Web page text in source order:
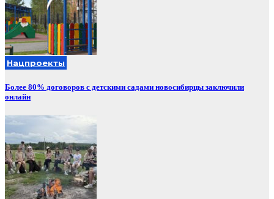
Нацпроекты
Более 80% договоров с детскими садами новосибирцы заключили
онлайн